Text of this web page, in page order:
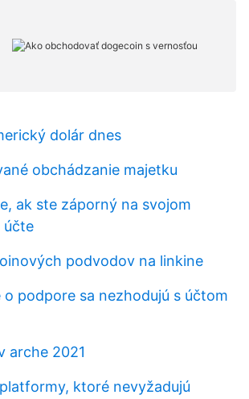
dolár dnes
obchádzanie majetku
ak ste záporný na svojom
účte
podvodov na linkine
o podpore sa nezhodujú s účtom
arche 2021
ktoré nevyžadujú